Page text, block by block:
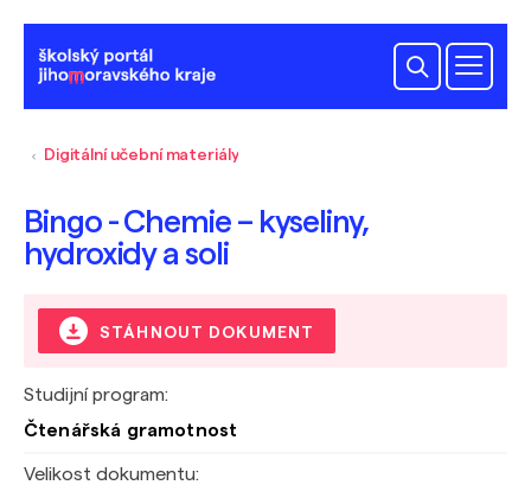
Digitální učební materiály
Bingo - Chemie – kyseliny,
hydroxidy a soli
STÁHNOUT DOKUMENT
Studijní program:
Čtenářská gramotnost
Velikost dokumentu: